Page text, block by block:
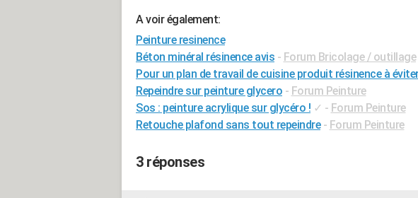
A voir également:
Peinture resinence
Béton minéral résinence avis - Forum Bricolage / outillage
Pour un plan de travail de cuisine produit résinence à
Repeindre sur peinture glycero - Forum Peinture
Sos : peinture acrylique sur glycéro ! ✓ - Forum Peinture
Retouche plafond sans tout repeindre - Forum Peinture
3 réponses